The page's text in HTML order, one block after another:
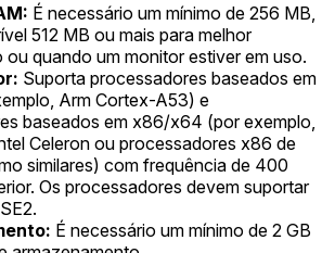
É necessário um mínimo de 256 MB,
512 MB ou mais para melhor
ou quando um monitor estiver em uso.
Suporta processadores baseados em
Arm Cortex-A53) e
baseados em x86/x64 (por exemplo,
Celeron ou processadores x86 de
similares) com frequência de 400
Os processadores devem suportar
É necessário um mínimo de 2 GB